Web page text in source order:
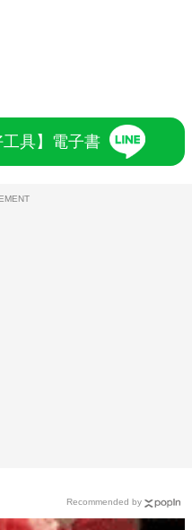
具】電子書
Recommended by